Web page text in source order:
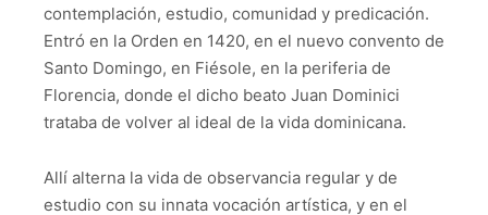
contemplación, estudio, comunidad y predicación.
Entró en la Orden en 1420, en el nuevo convento de
Santo Domingo, en Fiésole, en la periferia de
Florencia, donde el dicho beato Juan Dominici
trataba de volver al ideal de la vida dominicana.
Allí alterna la vida de observancia regular y de
estudio con su innata vocación artística, y en el